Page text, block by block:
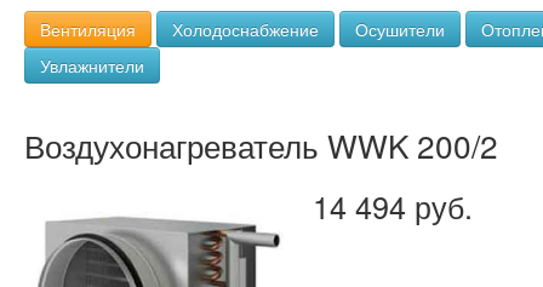
Вентиляция Холодоснабжение Осушители
Увлажнители
Воздухонагреватель WWK 200/2
14 494 руб.